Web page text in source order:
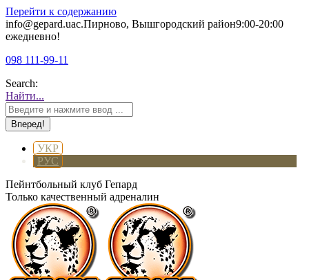
Перейти к содержанию
info@gepard.uaс.Пирново, Вышгородский район9:00-20:00
ежедневно!
098 111-99-11
Search:
Найти...
УКР
РУС
Пейнтбольный клуб Гепард
Только качественный адреналин